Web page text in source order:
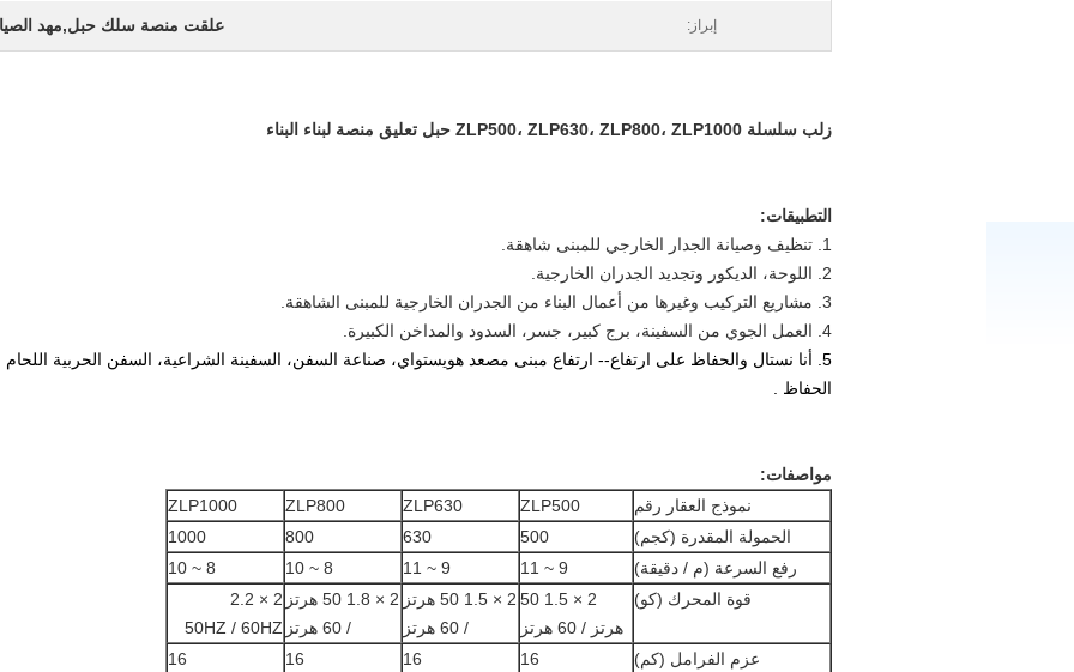
إبراز: علقت منصة سلك حبل,مهد
زلب سلسلة ZLP500، ZLP630، ZLP800، ZLP1000 حبل تعليق منصة لبناء البناء
التطبيقات:
1. تنظيف وصيانة الجدار الخارجي للمبنى شاهقة.
2. اللوحة، الديكور وتجديد الجدران الخارجية.
3. مشاريع التركيب وغيرها من أعمال البناء من الجدران الخارجية للمبنى الشاهقة.
4. العمل الجوي من السفينة، برج كبير، جسر، السدود والمداخن الكبيرة.
5. أنا
نستال والحفاظ على ارتفاع-- ارتفاع مبنى مصعد هويستواي، صناعة السفن، السفينة الشراعية، السفن الحربية اللحام
الحفاظ
مواصفات:
نموذج العقار رقم
ZLP500
ZLP630
ZLP800
ZLP1000
الحمولة المقدرة (كجم)
500
630
800
1000
رفع السرعة (م / دقيقة)
9 ~ 11
9 ~ 11
8 ~ 10
8 ~ 10
قوة المحرك (كو)
2 × 1.5 50
هرتز / 60 هرتز
2 × 1.5 50 هرتز
/ 60 هرتز
2 × 1.8 50 هرتز
/ 60 هرتز
2 × 2.2
50HZ / 60HZ
عزم الفرامل (كم)
16
16
16
16